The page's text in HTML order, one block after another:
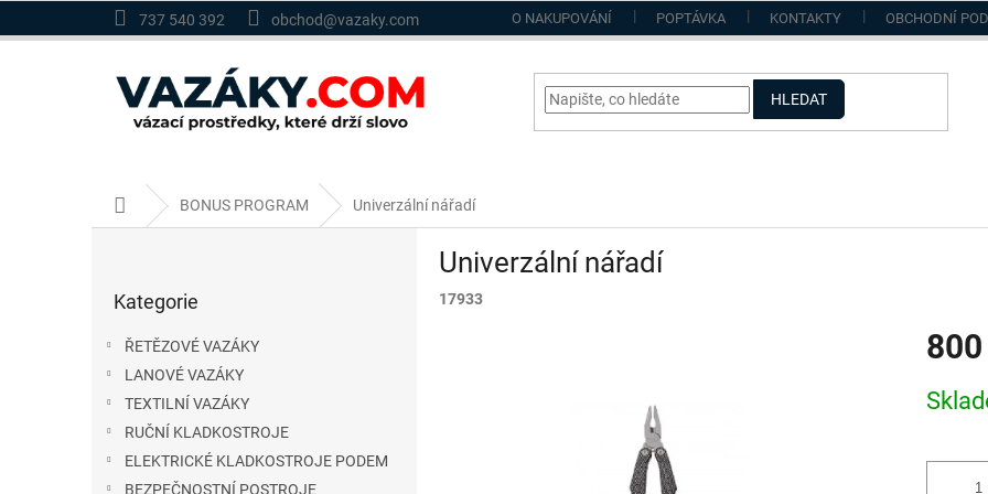
737 540 392 obchod@vazaky.com O NAKUPOVÁNÍ POPTÁVKA KONTAKTY OBCHODNÍ
HLEDAT
Domů BONUS PROGRAM Univerzální nářadí
kategorie
Kategorie
ŘETĚZOVÉ VAZÁKY
LANOVÉ VAZÁKY
TEXTILNÍ VAZÁKY
RUČNÍ KLADKOSTROJE
ELEKTRICKÉ KLADKOSTROJE PODEM
BEZPEČNOSTNÍ POSTROJE
Univerzální nářadí
17933
cena: